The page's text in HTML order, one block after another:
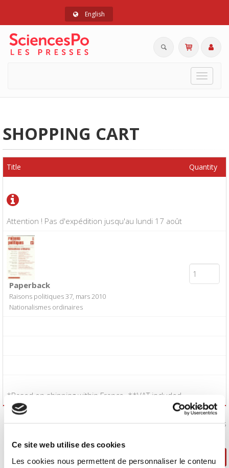
Ce site web utilise des cookies
Les cookies nous permettent de personnaliser le contenu
English
Toggle
SHOPPING CART
Attention ! Pas d'expédition jusqu'au lundi 17 août
Title Quantity
Paperback
Raisons politiques 37, mars 2010
Nationalismes ordinaires
*Based on shipping within France. **VAT included.
I accept theConditions of Sale: Yes
Continue shopping Proceed to checkout